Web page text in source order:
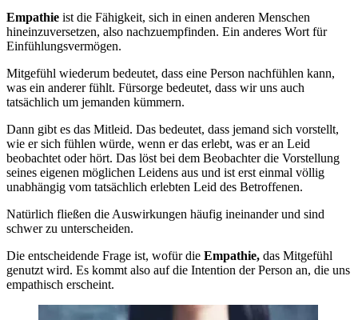
Empathie ist die Fähigkeit, sich in einen anderen Menschen
hineinzuversetzen, also nachzuempfinden. Ein anderes Wort für
Einfühlungsvermögen.
Mitgefühl wiederum bedeutet, dass eine Person nachfühlen kann,
was ein anderer fühlt. Fürsorge bedeutet, dass wir uns auch
tatsächlich um jemanden kümmern.
Dann gibt es das Mitleid. Das bedeutet, dass jemand sich vorstellt,
wie er sich fühlen würde, wenn er das erlebt, was er an Leid
beobachtet oder hört. Das löst bei dem Beobachter die Vorstellung
seines eigenen möglichen Leidens aus und ist erst einmal völlig
unabhängig vom tatsächlich erlebten Leid des Betroffenen.
Natürlich fließen die Auswirkungen häufig ineinander und sind
schwer zu unterscheiden.
Die entscheidende Frage ist, wofür die Empathie, das Mitgefühl
genutzt wird. Es kommt also auf die Intention der Person an, die uns
empathisch erscheint.